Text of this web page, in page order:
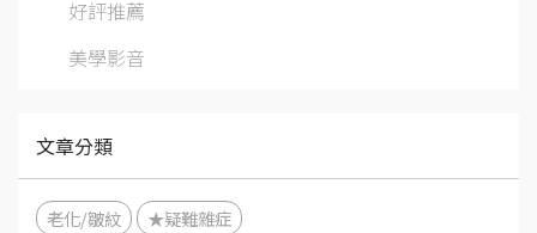
好評推薦
美學影音
文章分類
老化/皺紋 ★疑難雜症